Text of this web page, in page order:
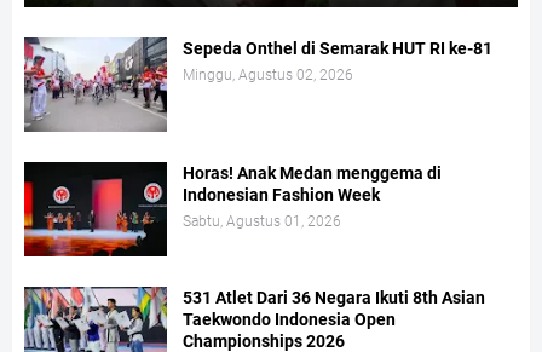
Sepeda Onthel di Semarak HUT RI ke-81
Minggu, Agustus 02, 2026
Horas! Anak Medan menggema di
Indonesian Fashion Week
Sabtu, Agustus 01, 2026
531 Atlet Dari 36 Negara Ikuti 8th Asian
Taekwondo Indonesia Open
Championships 2026